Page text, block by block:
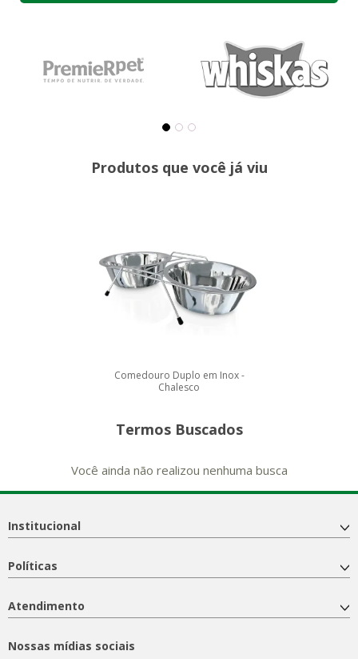
Produtos que você já viu
Comedouro Duplo em Inox -
Chalesco
Termos Buscados
Você ainda não realizou nenhuma busca
Institucional
Políticas
Atendimento
Nossas mídias sociais